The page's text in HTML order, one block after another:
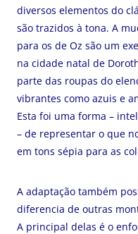
diversos elementos do
são trazidos à tona. A
para os de Oz são um
na cidade natal de
parte das roupas do
vibrantes como azuis e
Esta foi uma forma –
– de representar o que
em tons sépia para as
A adaptação também
diferencia de outras
A principal delas é o